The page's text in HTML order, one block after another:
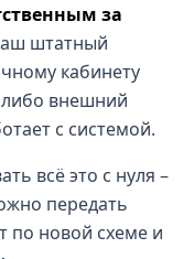
за
штатный
кабинету
внешний
с системой.
всё это с нуля –
передать
по новой схеме и